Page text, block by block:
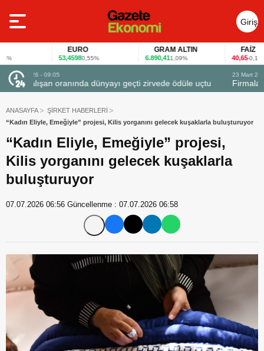
Giriş
Yap
EURO
53,45980,55%
GRAM ALTIN
6.890,411,09% 40,65-0,12%
23 Mart 2026 - 07:12
Firmalar gıda fuarlarını bu anket ile değerlendirdi
ANASAYFA
ŞİRKET HABERLERİ
“Kadın Eliyle, Emeğiyle” projesi, Kilis yorganını gelecek kuşaklarla buluşturuyor
“Kadın Eliyle, Emeğiyle” projesi,
Kilis yorganını gelecek kuşaklarla
buluşturuyor
07.07.2026 06:56 Güncellenme : 07.07.2026 06:58